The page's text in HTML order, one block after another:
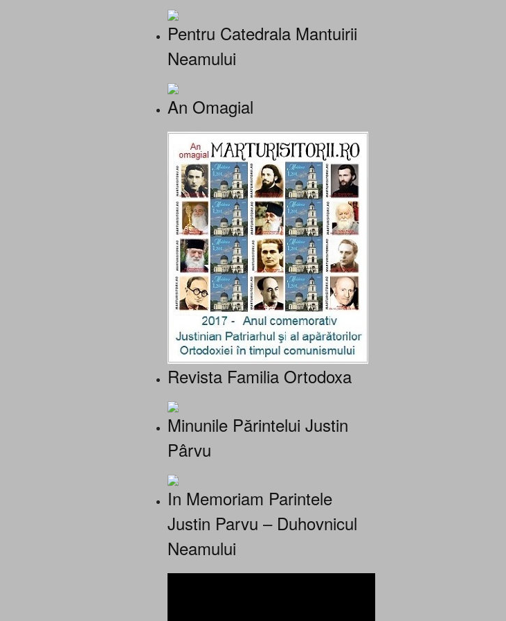
Pentru Catedrala Mantuirii
Neamului
An Omagial
Revista Familia Ortodoxa
Minunile Părintelui Justin
Pârvu
In Memoriam Parintele
Justin Parvu – Duhovnicul
Neamului